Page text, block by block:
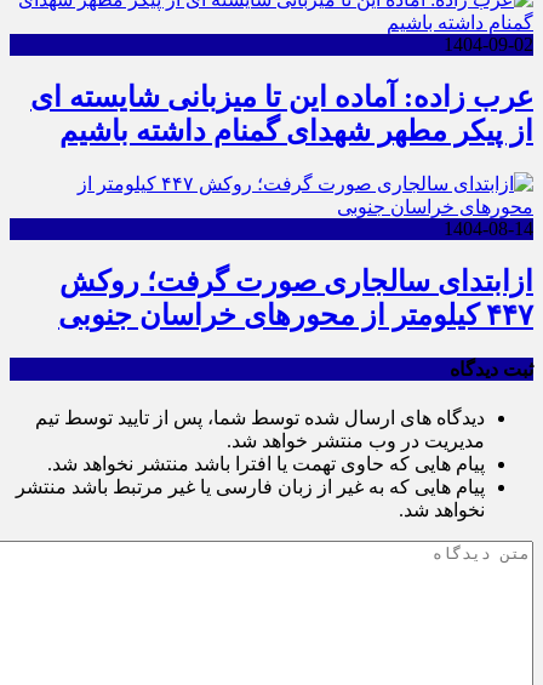
1404-09-02
عرب زاده: آماده این تا میزبانی شایسته ای
از پیکر مطهر شهدای گمنام داشته باشیم
1404-08-14
ازابتدای سالجاری صورت گرفت؛ روکش
۴۴۷ کیلومتر از محورهای خراسان جنوبی
ثبت دیدگاه
دیدگاه های ارسال شده توسط شما، پس از تایید توسط تیم
مدیریت در وب منتشر خواهد شد.
پیام هایی که حاوی تهمت یا افترا باشد منتشر نخواهد شد.
پیام هایی که به غیر از زبان فارسی یا غیر مرتبط باشد منتشر
نخواهد شد.